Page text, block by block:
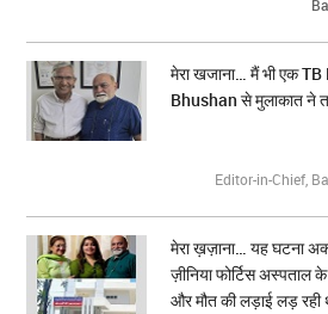
मेरा खजाना… मैं भी एक
Bhushan से मुलाकात ने
Editor-in-Chief,
मेरा ख़ज़ाना… यह घटना
ज़ीनिया फोर्टिस अस्पताल
और मौत की लड़ाई लड़ रही